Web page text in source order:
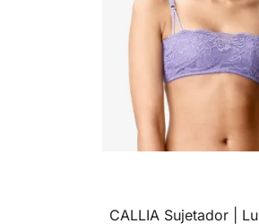
CALLIA Sujetador |